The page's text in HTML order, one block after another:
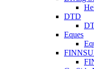
DTD
Eques